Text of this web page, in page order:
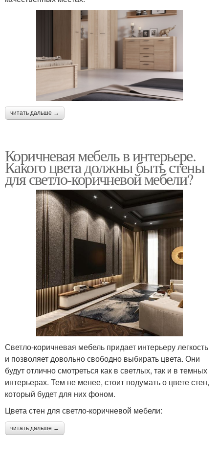
читать дальше →
Коричневая мебель в интерьере.
Какого цвета должны быть стены
для светло-коричневой мебели?
Светло-коричневая мебель придает интерьеру легкость
и позволяет довольно свободно выбирать цвета. Они
будут отлично смотреться как в светлых, так и в темных
интерьерах. Тем не менее, стоит подумать о цвете стен,
который будет для них фоном.
Цвета стен для светло-коричневой мебели:
читать дальше →